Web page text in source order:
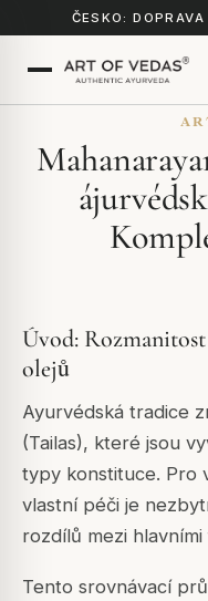
ČESKO:
Úvod:
olejů
Ayurvédská tradice
(Tailas), které jsou
typy konstituce. Pro
vlastní péči je
rozdílů mezi
Tento srovnávací